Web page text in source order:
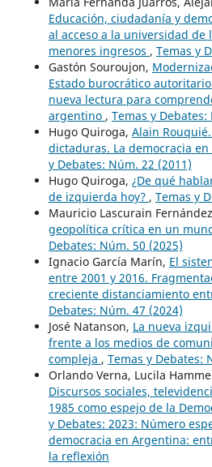
Educación, ciudadanía y
al acceso a la universidad de
menores ingresos , Temas y
Gastón Souroujon,
Estado burocrático
nueva lectura para
argentino , Temas y Debates:
Hugo Quiroga, Alain
dictaduras. La democracia
y Debates: Núm. 22 (2011)
Hugo Quiroga, ¿De qué
de izquierda hoy? , Temas y
Mauricio Lascurain
geopolítica crítica en un
Debates: Núm. 50 (2025)
Ignacio García Marín, El
entre 2001 y 2016.
creciente distanciamiento
Debates: Núm. 47 (2024)
José Natanson, La nueva
frente a los medios de
compleja , Temas y Debates:
Orlando Verna, Lucila
Discursos sociales,
1985 como espejo de la
y Debates: 2023: Número
democracia en Argentina:
la reflexión